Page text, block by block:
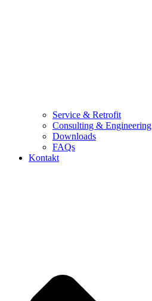
Service & Retrofit
Consulting & Engineering
Downloads
FAQs
Kontakt